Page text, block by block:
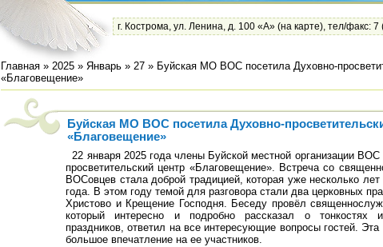
г. Кострома, ул. Ленина, д. 100 «А» (на карте), тел/факс: 7
Главная » 2025 » Январь » 27 » Буйская МО ВОС посетила Духовно-
«Благовещение»
Буйская МО ВОС посетила Духовно-
«Благовещение»
22 января 2025 года члены Буйской местной организации ВОС
просветительский центр «Благовещение». Встреча со
ВОСовцев стала доброй традицией, которая уже несколько
года. В этом году темой для разговора стали два церковных
Христово и Крещение Господня. Беседу провёл
который интересно и подробно рассказал о тонкостях
праздников, ответил на все интересующие вопросы гостей. Эта
большое впечатление на ее участников.